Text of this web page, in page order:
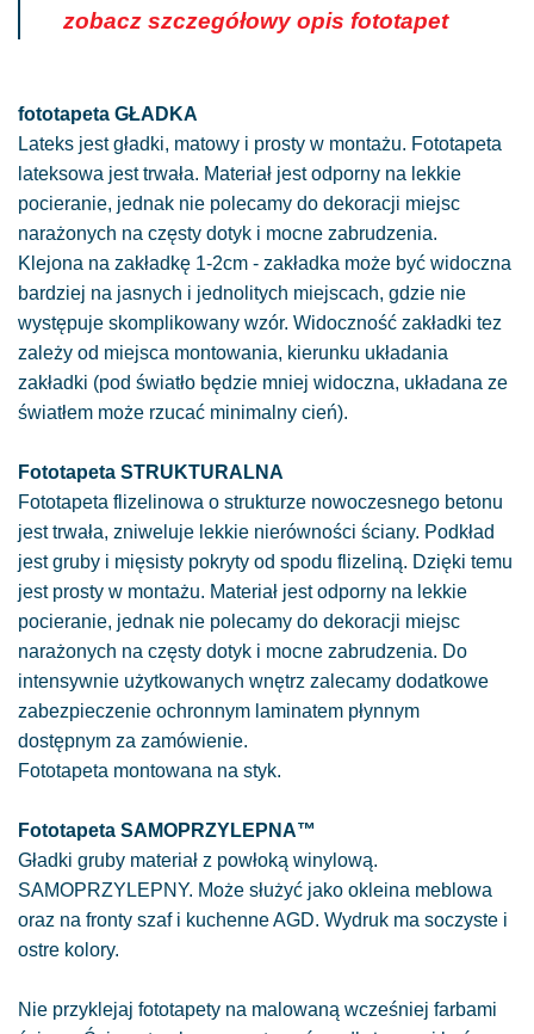
zobacz szczegółowy opis fototapet
fototapeta GŁADKA
Lateks jest gładki, matowy i prosty w montażu. Fototapeta
lateksowa jest trwała. Materiał jest odporny na lekkie
pocieranie, jednak nie polecamy do dekoracji miejsc
narażonych na częsty dotyk i mocne zabrudzenia.
Klejona na zakładkę 1-2cm - zakładka może być widoczna
bardziej na jasnych i jednolitych miejscach, gdzie nie
występuje skomplikowany wzór. Widoczność zakładki tez
zależy od miejsca montowania, kierunku układania
zakładki (pod światło będzie mniej widoczna, układana ze
światłem może rzucać minimalny cień).
Fototapeta STRUKTURALNA
Fototapeta flizelinowa o strukturze nowoczesnego betonu
jest trwała, zniweluje lekkie nierówności ściany. Podkład
jest gruby i mięsisty pokryty od spodu flizeliną. Dzięki temu
jest prosty w montażu. Materiał jest odporny na lekkie
pocieranie, jednak nie polecamy do dekoracji miejsc
narażonych na częsty dotyk i mocne zabrudzenia. Do
intensywnie użytkowanych wnętrz zalecamy dodatkowe
zabezpieczenie ochronnym laminatem płynnym
dostępnym za zamówienie.
Fototapeta montowana na styk.
Fototapeta SAMOPRZYLEPNA™
Gładki gruby materiał z powłoką winylową.
SAMOPRZYLEPNY. Może służyć jako okleina meblowa
oraz na fronty szaf i kuchenne AGD. Wydruk ma soczyste i
ostre kolory.
Nie przyklejaj fototapety na malowaną wcześniej farbami